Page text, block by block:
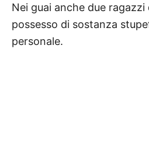
Nei guai anche due
possesso di sostanza
personale.